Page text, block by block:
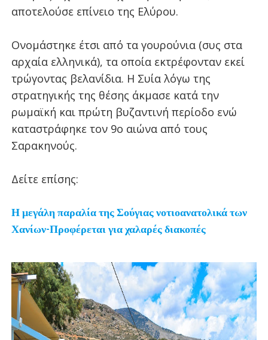
αποτελούσε επίνειο της Ελύρου.
Ονομάστηκε έτσι από τα γουρούνια (συς στα
αρχαία ελληνικά), τα οποία εκτρέφονταν εκεί
τρώγοντας βελανίδια. Η Συία λόγω της
στρατηγικής της θέσης άκμασε κατά την
ρωμαϊκή και πρώτη βυζαντινή περίοδο ενώ
καταστράφηκε τον 9ο αιώνα από τους
Σαρακηνούς.
Δείτε επίσης:
Η μεγάλη παραλία της Σούγιας νοτιοανατολικά των
Χανίων-Προφέρεται για χαλαρές διακοπές